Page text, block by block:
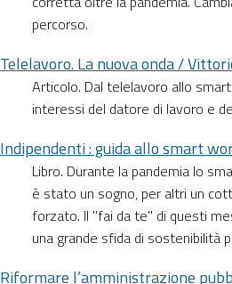
percorso.
Telelavoro. La nuova onda /
Articolo. Dal telelavoro allo
interessi del datore di lavoro e
Indipendenti : guida allo smart
Libro. Durante la pandemia lo
è stato un sogno, per altri un
forzato. Il "fai da te" di questi
una grande sfida di sostenibilità
Riformare l’amministrazione